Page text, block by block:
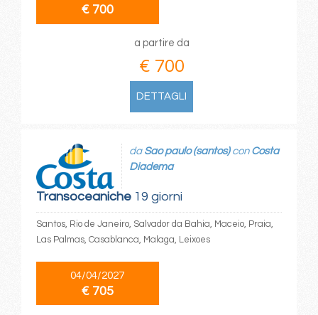
€ 700
a partire da
€ 700
DETTAGLI
Transoceaniche19 giorni
da Sao paulo (santos)con Costa
Diadema
Santos, Rio de Janeiro, Salvador da Bahia, Maceio, Praia,
Las Palmas, Casablanca, Malaga, Leixoes
04/04/2027
€ 705